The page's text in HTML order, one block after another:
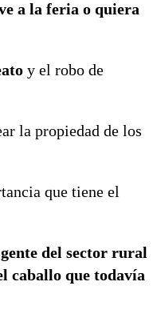
a la feria o quiera
y el robo de
la propiedad de los
que tiene el
del sector rural
caballo que todavía